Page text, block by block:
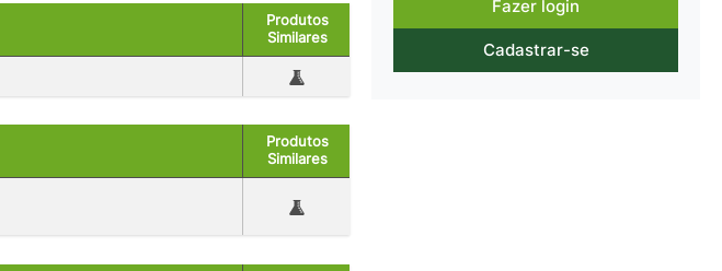
Produtos
Similares
Produtos
Similares
Fazer login
Cadastrar-se